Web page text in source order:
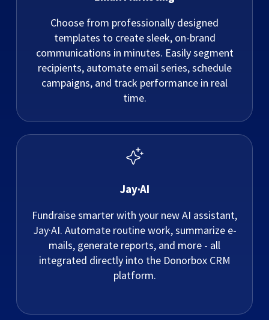
Choose from professionally designed
templates to create sleek, on-brand
communications in minutes. Easily segment
recipients, automate email series, schedule
campaigns, and track performance in real
time.
Jay·AI
Fundraise smarter with your new AI assistant,
Jay·AI. Automate routine work, summarize e-
mails, generate reports, and more - all
integrated directly into the Donorbox CRM
platform.